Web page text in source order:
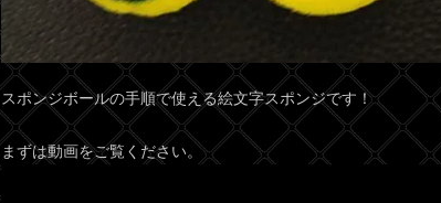
スポンジボールの手順で使える絵文字スポンジです！
まずは動画をご覧ください。